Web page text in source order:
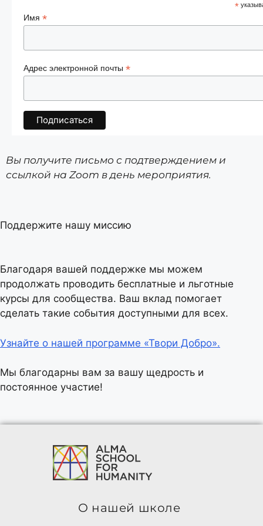
*
Имя *
Адрес электронной почты *
Вы получите письмо с подтверждением и
ссылкой на Zoom в день мероприятия.
Поддержите нашу миссию
Благодаря вашей поддержке мы можем
продолжать проводить бесплатные и льготные
курсы для сообщества. Ваш вклад помогает
сделать такие события доступными для всех.
Узнайте о нашей программе «Твори Добро».
Мы благодарны вам за вашу щедрость и
постоянное участие!
О нашей школе